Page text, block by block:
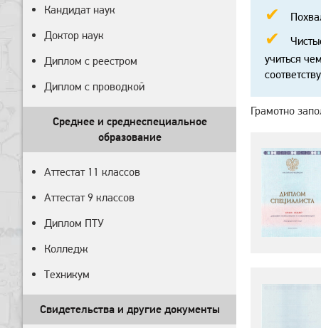
учиться
Грамотно
Кандидат наук
Доктор наук
Диплом с реестром
Диплом с проводкой
Среднее и среднеспециальное
образование
Аттестат 11 классов
Аттестат 9 классов
Диплом ПТУ
Колледж
Техникум
Свидетельства и другие документы